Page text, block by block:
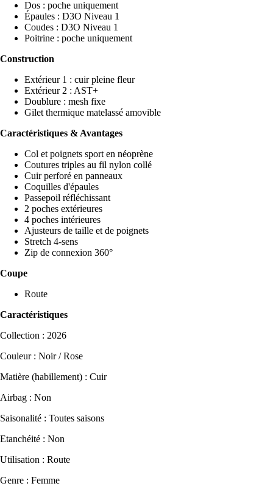
Dos : poche uniquement
Épaules : D3O Niveau 1
Coudes : D3O Niveau 1
Poitrine : poche uniquement
Construction
Extérieur 1 : cuir pleine fleur
Extérieur 2 : AST+
Doublure : mesh fixe
Gilet thermique matelassé amovible
Caractéristiques & Avantages
Col et poignets sport en néoprène
Coutures triples au fil nylon collé
Cuir perforé en panneaux
Coquilles d'épaules
Passepoil réfléchissant
2 poches extérieures
4 poches intérieures
Ajusteurs de taille et de poignets
Stretch 4-sens
Zip de connexion 360°
Coupe
Route
Caractéristiques
Collection : 2026
Couleur : Noir / Rose
Matière (habillement) : Cuir
Airbag : Non
Saisonalité : Toutes saisons
Etanchéité : Non
Utilisation : Route
Genre : Femme